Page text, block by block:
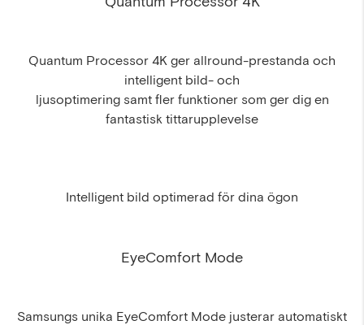
Quantum Processor 4K ger allround-prestanda och
intelligent bild- och
ljusoptimering samt fler funktioner som ger dig en
fantastisk tittarupplevelse
Intelligent bild optimerad för dina ögon
EyeComfort Mode
Samsungs unika EyeComfort Mode justerar automatiskt